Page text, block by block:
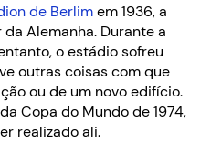
de Berlimem 1936, a
Alemanha. Durante a
o estádio sofreu
outras coisas com que
ou de um novo edifício.
Copa do Mundo de 1974,
realizado ali.